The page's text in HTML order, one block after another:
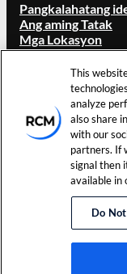
Pangkalahatang
Ang aming Tatak
Mga Lokasyon
Mga Karera
Mga
Balita at mga
Mga Sanggunian
Makipag ugnay sa
RCM
Inc. Nakalaan ang
Karapatan.
LinkedIn
This
analyze
also share
with our
partners. If
signal then
available in
Do